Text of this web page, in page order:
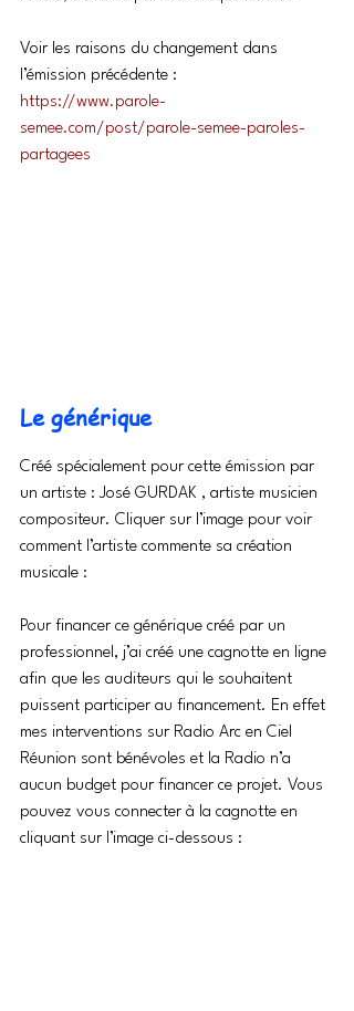
Voir les raisons du changement dans
l’émission précédente :
https://www.parole-
semee.com/post/parole-semee-paroles-
partagees
Le générique
Créé spécialement pour cette émission par
un artiste : José GURDAK , artiste musicien
compositeur. Cliquer sur l’image pour voir
comment l’artiste commente sa création
musicale :
Pour financer ce générique créé par un
professionnel, j’ai créé une cagnotte en ligne
afin que les auditeurs qui le souhaitent
puissent participer au financement. En effet
mes interventions sur Radio Arc en Ciel
Réunion sont bénévoles et la Radio n’a
aucun budget pour financer ce projet. Vous
pouvez vous connecter à la cagnotte en
cliquant sur l’image ci-dessous :